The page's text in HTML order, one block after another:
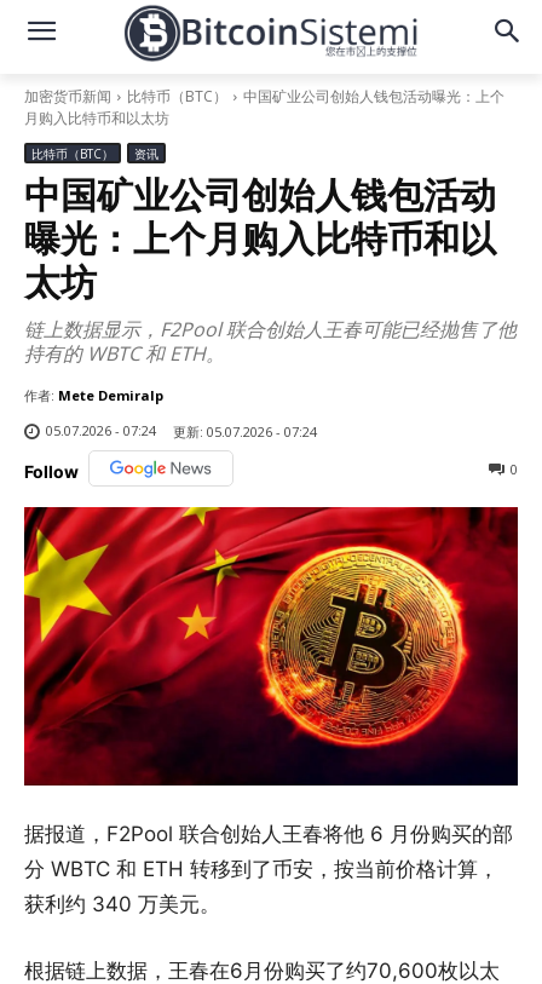
加密货币新闻 比特币（BTC）
中国矿业公司创始人钱包活动曝光：上个
月购入比特币和以太坊
比特币（BTC） 资讯
中国矿业公司创始人钱包活动
曝光：上个月购入比特币和以
太坊
链上数据显示，F2Pool 联合创始人王春可能已经抛售了他
持有的 WBTC 和 ETH。
作者: Mete Demiralp
05.07.2026 - 07:24
更新: 05.07.2026 - 07:24
Follow 0
据报道，F2Pool 联合创始人王春将他 6 月份购买的部
分 WBTC 和 ETH 转移到了币安，按当前价格计算，
获利约 340 万美元。
根据链上数据，王春在6月份购买了约70,600枚以太